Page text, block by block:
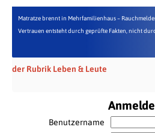
Matratze brennt in Mehrfamilienhaus –
Vertrauen entsteht durch geprüfte Fakten, nicht
der Rubrik Leben & Leute
Benutzername